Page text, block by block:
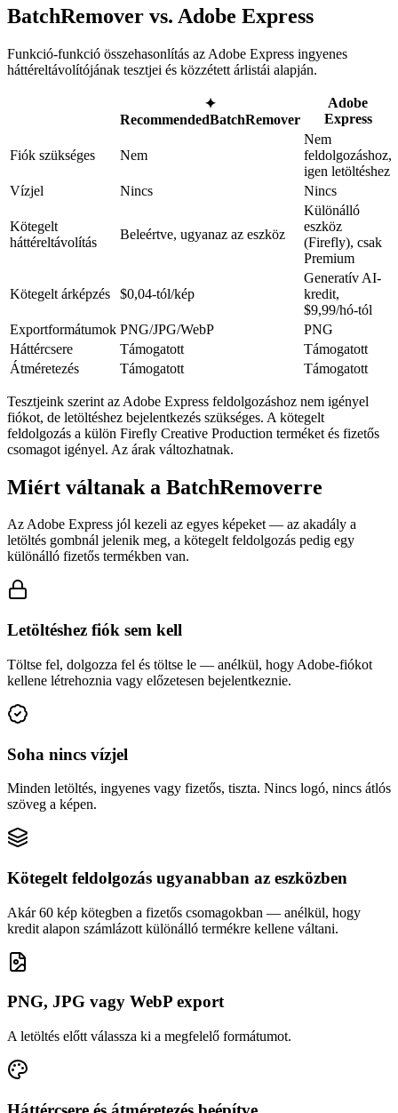
BatchRemover vs. Adobe Express
Funkció-funkció összehasonlítás az Adobe Express ingyenes
háttéreltávolítójának tesztjei és közzétett árlistái alapján.
✦
RecommendedBatchRemover
Adobe
Express
Fiók szükséges Nem
Nem
feldolgozáshoz,
igen letöltéshez
Vízjel
Nincs Nincs
Kötegelt
háttéreltávolítás
Beleértve, ugyanaz az eszköz
Különálló
eszköz
(Firefly), csak
Premium
Kötegelt árképzés $0,04-tól/kép
Generatív AI-
kredit,
$9,99/hó-tól
Exportformátumok PNG/JPG/WebP
PNG
Háttércsere
Támogatott
Támogatott
Átméretezés
Támogatott Támogatott
Tesztjeink szerint az Adobe Express feldolgozáshoz nem igényel
fiókot, de letöltéshez bejelentkezés szükséges. A kötegelt
feldolgozás a külön Firefly Creative Production terméket és fizetős
csomagot igényel. Az árak változhatnak.
Miért váltanak a BatchRemoverre
Az Adobe Express jól kezeli az egyes képeket — az akadály a
letöltés gombnál jelenik meg, a kötegelt feldolgozás pedig egy
különálló fizetős termékben van.
Letöltéshez fiók sem kell
Töltse fel, dolgozza fel és töltse le — anélkül, hogy Adobe-fiókot
kellene létrehoznia vagy előzetesen bejelentkeznie.
Soha nincs vízjel
Minden letöltés, ingyenes vagy fizetős, tiszta. Nincs logó, nincs átlós
szöveg a képen.
Kötegelt feldolgozás ugyanabban az eszközben
Akár 60 kép kötegben a fizetős csomagokban — anélkül, hogy
kredit alapon számlázott különálló termékre kellene váltani.
PNG, JPG vagy WebP export
A letöltés előtt válassza ki a megfelelő formátumot.